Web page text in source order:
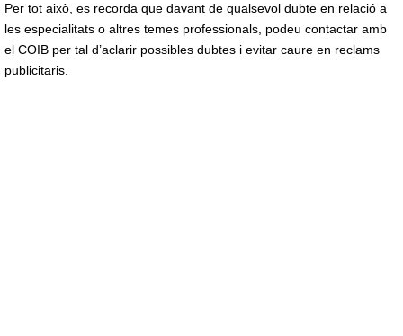
Per tot això, es recorda que davant de qualsevol dubte en relació a
les especialitats o altres temes professionals, podeu contactar amb
el COIB per tal d’aclarir possibles dubtes i evitar caure en reclams
publicitaris.